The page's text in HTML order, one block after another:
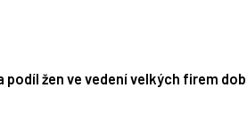
žen ve vedení velkých firem